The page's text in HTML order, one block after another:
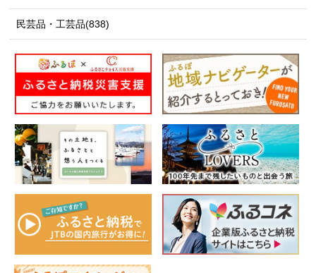
民芸品・工芸品(838)